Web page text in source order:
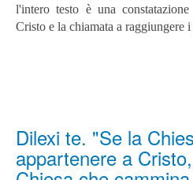
l'intero testo è una
Cristo e la chiamata a raggiungere
Dilexi te. "Se la
appartenere a